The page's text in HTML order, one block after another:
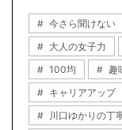
今さら聞けない
大人の女子力
100均
趣
キャリアアップ
川口ゆかりの丁